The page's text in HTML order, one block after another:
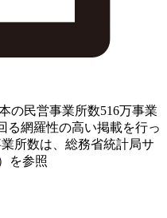
の民営事業所数516万事業
る網羅性の高い掲載を行っ
所数は、総務省統計局サ
を参照